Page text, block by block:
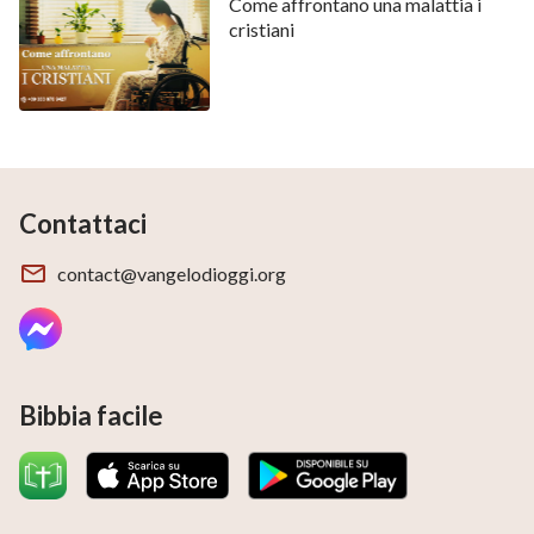
Dio, è assolutamente fondamentale concentrarsi
sempre sul donare il nostro cuore a Lui e avere più
comunione con Lui.
parole di Dio, comunicare le parole di Dio e mettere
in pratica la Sua parola.
cristiani
Contattaci
contact@vangelodioggi.org
Bibbia facile